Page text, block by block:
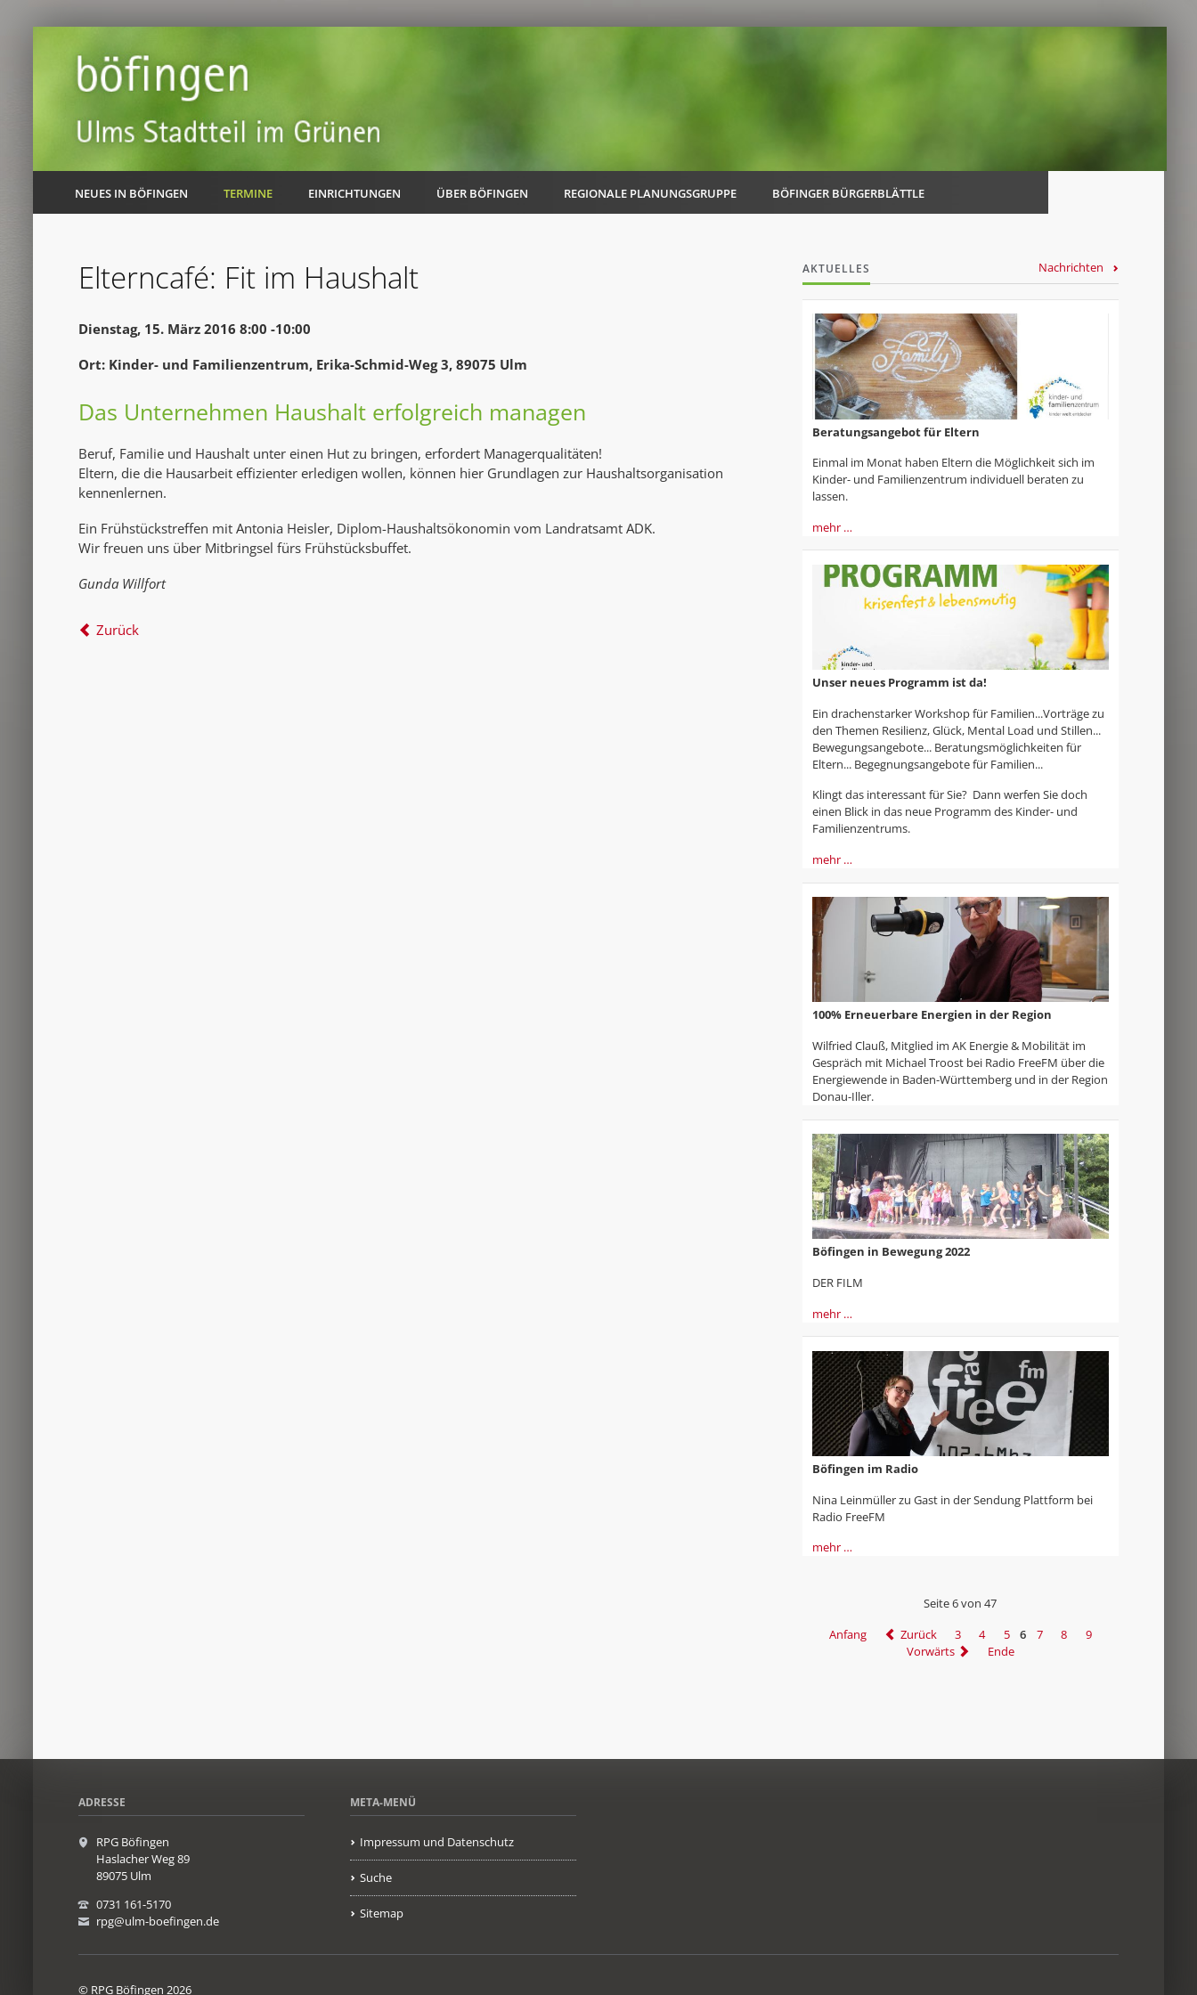
NEUES IN BÖFINGEN TERMINE EINRICHTUNGEN ÜBER BÖFINGEN REGIONALE PLANUNGSGRUPPE BÖFINGER BÜRGERBLÄTTLE
Elterncafé: Fit im Haushalt
Dienstag, 15. März 2016 8:00 -10:00
Ort: Kinder- und Familienzentrum, Erika-Schmid-Weg 3, 89075 Ulm
Das Unternehmen Haushalt erfolgreich managen
Beruf, Familie und Haushalt unter einen Hut zu bringen, erfordert Managerqualitäten!
Eltern, die die Hausarbeit effizienter erledigen wollen, können hier Grundlagen zur Haushaltsorganisation
kennenlernen.
Ein Frühstückstreffen mit Antonia Heisler, Diplom-Haushaltsökonomin vom Landratsamt ADK.
Wir freuen uns über Mitbringsel fürs Frühstücksbuffet.
Gunda Willfort
Zurück
AKTUELLES Nachrichten
Beratungsangebot für Eltern
Einmal im Monat haben Eltern die Möglichkeit sich im
Kinder- und Familienzentrum individuell beraten zu
lassen.
mehr …
Unser neues Programm ist da!
Ein drachenstarker Workshop für Familien...Vorträge zu
den Themen Resilienz, Glück, Mental Load und Stillen...
Bewegungsangebote... Beratungsmöglichkeiten für
Eltern... Begegnungsangebote für Familien...
Klingt das interessant für Sie? Dann werfen Sie doch
einen Blick in das neue Programm des Kinder- und
Familienzentrums.
mehr …
100% Erneuerbare Energien in der Region
Wilfried Clauß, Mitglied im AK Energie & Mobilität im
Gespräch mit Michael Troost bei Radio FreeFM über die
Energiewende in Baden-Württemberg und in der Region
Donau-Iller.
Böfingen in Bewegung 2022
DER FILM
mehr …
Böfingen im Radio
Nina Leinmüller zu Gast in der Sendung Plattform bei
Radio FreeFM
mehr …
Seite 6 von 47
Anfang
Zurück 3 4 5 6 7 8
9
Vorwärts
Ende
ADRESSE
RPG Böfingen
Haslacher Weg 89
89075 Ulm
0731 161-5170
rpg@ulm-boefingen.de
META-MENÜ
Impressum und Datenschutz
Suche
Sitemap
© RPG Böfingen 2026